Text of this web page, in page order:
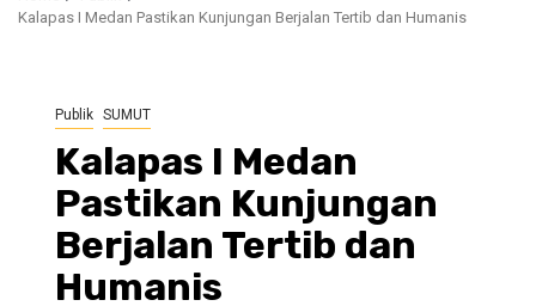
Kalapas I Medan Pastikan Kunjungan Berjalan Tertib dan Humanis
Publik SUMUT
Kalapas I Medan
Pastikan Kunjungan
Berjalan Tertib dan
Humanis